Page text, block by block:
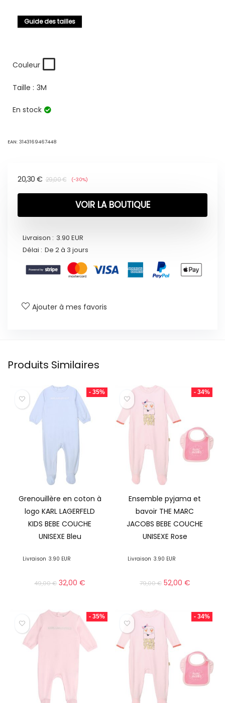
Guide des tailles
Couleur
Taille : 3M
En stock
EAN: 3143169467448
29,00€
20,30 € (-30%)
VOIR LA BOUTIQUE
Livraison : 3.90 EUR
Délai : De 2 à 3 jours
Ajouter à mes favoris
Produits Similaires
- 35%
Grenouillère en coton à
logo KARL LAGERFELD
KIDS BEBE COUCHE
UNISEXE Bleu
Livraison 3.90 EUR
49,00€ 32,00€
- 34%
Ensemble pyjama et
bavoir THE MARC
JACOBS BEBE COUCHE
UNISEXE Rose
Livraison 3.90 EUR
79,00€ 52,00 €
- 35% - 34%